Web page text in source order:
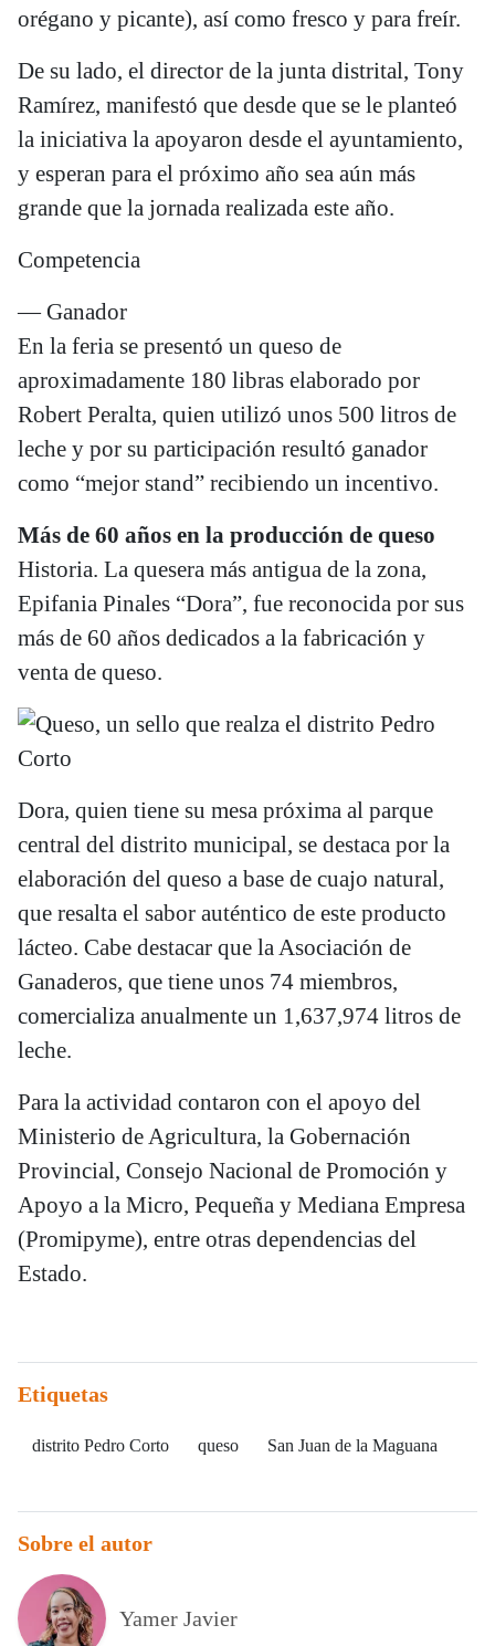
orégano y picante), así como fresco y para freír.
De su lado, el director de la junta distrital, Tony
Ramírez, manifestó que desde que se le planteó
la iniciativa la apoyaron desde el ayuntamiento,
y esperan para el próximo año sea aún más
grande que la jornada realizada este año.
Competencia
— Ganador
En la feria se presentó un queso de
aproximadamente 180 libras elaborado por
Robert Peralta, quien utilizó unos 500 litros de
leche y por su participación resultó ganador
como “mejor stand” recibiendo un incentivo.
Más de 60 años en la producción de queso
Historia. La quesera más antigua de la zona,
Epifania Pinales “Dora”, fue reconocida por sus
más de 60 años dedicados a la fabricación y
venta de queso.
Dora, quien tiene su mesa próxima al parque
central del distrito municipal, se destaca por la
elaboración del queso a base de cuajo natural,
que resalta el sabor auténtico de este producto
lácteo. Cabe destacar que la Asociación de
Ganaderos, que tiene unos 74 miembros,
comercializa anualmente un 1,637,974 litros de
leche.
Para la actividad contaron con el apoyo del
Ministerio de Agricultura, la Gobernación
Provincial, Consejo Nacional de Promoción y
Apoyo a la Micro, Pequeña y Mediana Empresa
(Promipyme), entre otras dependencias del
Estado.
Etiquetas
distrito Pedro Corto queso San Juan de la Maguana
Sobre el autor
Yamer Javier